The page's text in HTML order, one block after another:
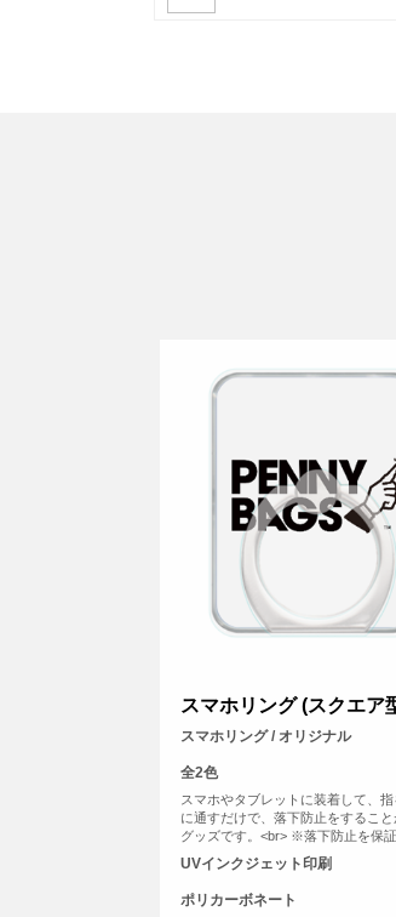
スマホリング (スクエア
スマホリング / オリジナル
全2色
スマホやタブレットに装着して、
に通すだけで、落下防止をすること
グッズです。<br> ※落下防止を保証
のではありません。 <br> ※プリン
て：こちらのアイテムはプリント範
近い程デザインが切れてしまう可能
ため、重要なデザイン(文字等)は内
UVインクジェット印刷
ポリカーボネート